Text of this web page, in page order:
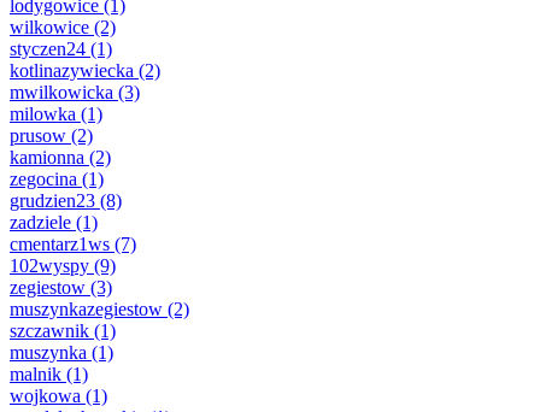
lodygowice (1)
wilkowice (2)
styczen24 (1)
kotlinazywiecka (2)
mwilkowicka (3)
milowka (1)
prusow (2)
kamionna (2)
zegocina (1)
grudzien23 (8)
zadziele (1)
cmentarz1ws (7)
102wyspy (9)
zegiestow (3)
muszynkazegiestow (2)
szczawnik (1)
muszynka (1)
malnik (1)
wojkowa (1)